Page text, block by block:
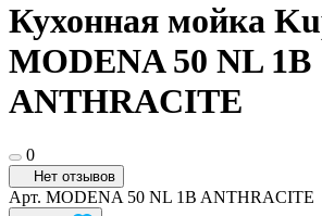
Кухонная мойка
MODENA 50 NL 1B
ANTHRACITE
0
Нет отзывов
Арт. MODENA 50 NL 1B ANTHRACITE